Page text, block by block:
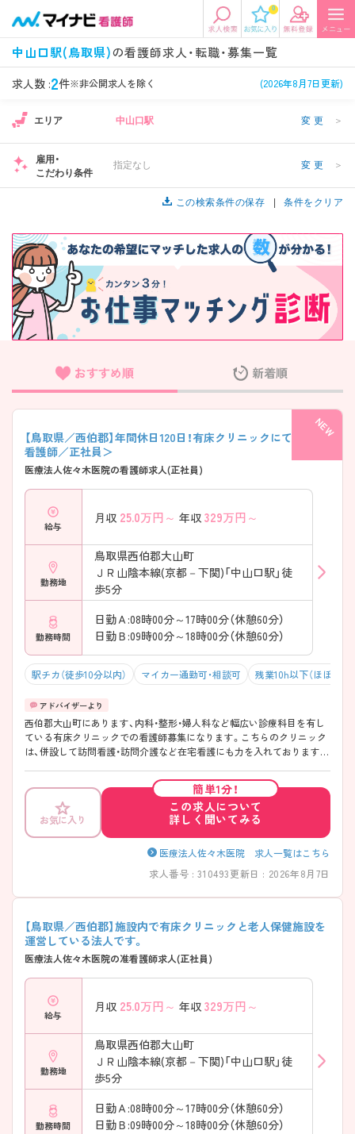
0
中山口駅(鳥取県)の看護師求人・転職・募集一覧
求人数 :2件※非公開求人を除く (2026年8月7日更新)
エリアから探す
エリアから探す 駅・路線から探す
関東
東海 関西
北海道・東北 中国・四国
九州・沖縄
希望の求人条件を選択
条件項目の選択に戻る
看護師、准看護師など 常勤、夜勤なし可など
施設形態 担当業務
病棟、外来など
診察科目
美容外科、
循環器内科など
こだわり条件
未経験歓迎、
年収
年収500万円以上など
雇用形態
正社員、契約社員など
フリーワード検索
エリア 中山口駅 変更 ＞
雇用・
こだわり条件
指定なし 変更 ＞
この検索条件の保存 条件をクリア
おすすめ順 新着順
【鳥取県／西伯郡】年間休日120日！有床クリニックにて募集＜
看護師／正社員＞
医療法人佐々木医院の看護師求人(正社員)
給与
月収 25.0万円～ 年収 329万円～
勤務地
鳥取県西伯郡大山町
ＪＲ山陰本線(京都－下関)「中山口駅」徒
歩5分
勤務時間
日勤Ａ:08時00分～17時00分（休憩60分）
日勤Ｂ:09時00分～18時00分（休憩60分）
駅チカ（徒歩10分以内） マイカー通勤可・相談可 残業10h以下（ほぼなし）
西伯郡大山町にあります、内科・整形・婦人科など幅広い診療科目を有し
ている有床クリニックでの看護師募集になります。こちらのクリニック
は、併設して訪問看護・訪問介護など在宅看護にも力を入れております。
お気に入り
簡単1分！
この求人について
詳しく聞いてみる
医療法人佐々木医院 求人一覧はこちら
求人番号 : 310493更新日 : 2026年8月7日
【鳥取県／西伯郡】施設内で有床クリニックと老人保健施設を
運営している法人です。
医療法人佐々木医院の准看護師求人(正社員)
給与
月収 25.0万円～ 年収 329万円～
勤務地
鳥取県西伯郡大山町
ＪＲ山陰本線(京都－下関)「中山口駅」徒
歩5分
勤務時間
日勤Ａ:08時00分～17時00分（休憩60分）
日勤Ｂ:09時00分～18時00分（休憩60分）